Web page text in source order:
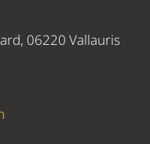
06220 Vallauris